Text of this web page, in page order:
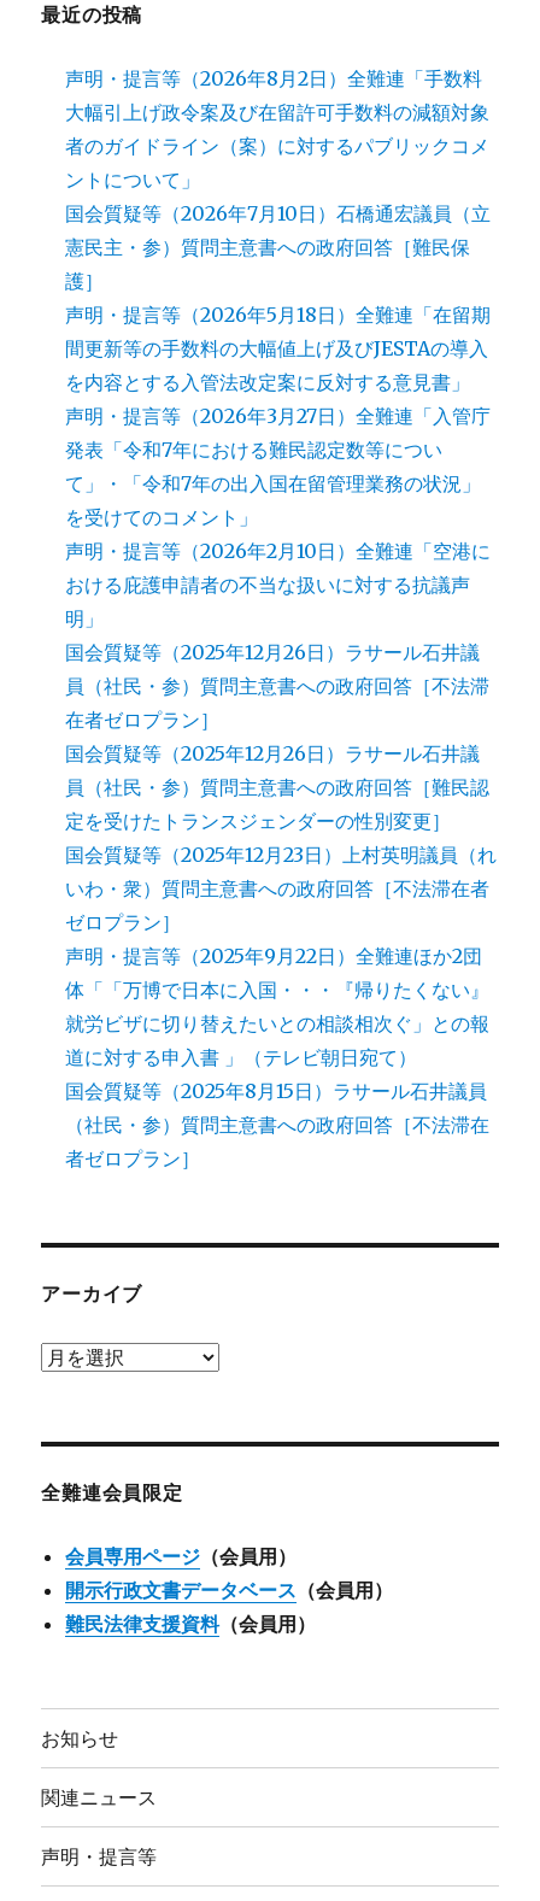
最近の投稿
声明・提言等（2026年8月2日）全難連「手数料
大幅引上げ政令案及び在留許可手数料の減額対象
者のガイドライン（案）に対するパブリックコメ
ントについて」
国会質疑等（2026年7月10日）石橋通宏議員（立
憲民主・参）質問主意書への政府回答［難民保
護］
声明・提言等（2026年5月18日）全難連「在留期
間更新等の手数料の大幅値上げ及びJESTAの導入
を内容とする入管法改定案に反対する意見書」
声明・提言等（2026年3月27日）全難連「入管庁
発表「令和7年における難民認定数等につい
て」・「令和7年の出入国在留管理業務の状況」
を受けてのコメント」
声明・提言等（2026年2月10日）全難連「空港に
おける庇護申請者の不当な扱いに対する抗議声
明」
国会質疑等（2025年12月26日）ラサール石井議
員（社民・参）質問主意書への政府回答［不法滞
在者ゼロプラン］
国会質疑等（2025年12月26日）ラサール石井議
員（社民・参）質問主意書への政府回答［難民認
定を受けたトランスジェンダーの性別変更］
国会質疑等（2025年12月23日）上村英明議員（れ
いわ・衆）質問主意書への政府回答［不法滞在者
ゼロプラン］
声明・提言等（2025年9月22日）全難連ほか2団
体「「万博で日本に入国・・・『帰りたくない』
就労ビザに切り替えたいとの相談相次ぐ」との報
道に対する申入書 」（テレビ朝日宛て）
国会質疑等（2025年8月15日）ラサール石井議員
（社民・参）質問主意書への政府回答［不法滞在
者ゼロプラン］
アーカイブ
ア
ブ
全難連会員限定
会員専用ページ （会員用）
開示行政文書データベース （会員用）
難民法律支援資料（会員用）
お知らせ
関連ニュース
声明・提言等